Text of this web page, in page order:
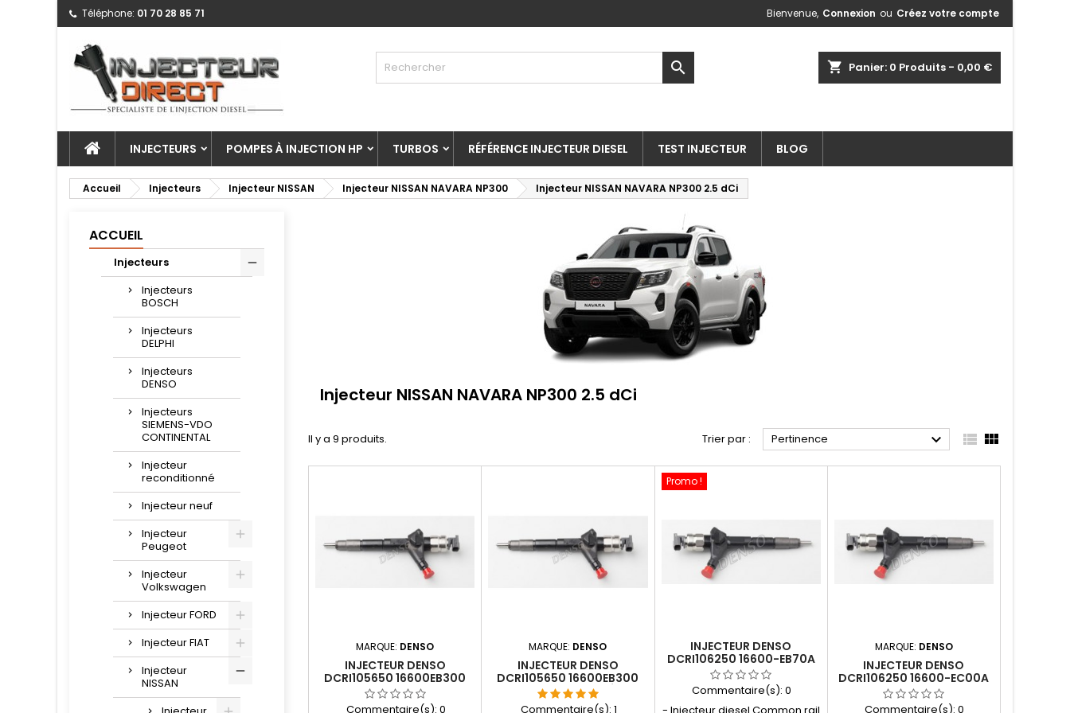
Téléphone: 01 70 28 85 71 Bienvenue, Connexion ou Créez votre compte
shopping_cart Panier: 0 Produits - 0,00 €

INJECTEURS POMPES À INJECTION HP TURBOS RÉFÉRENCE INJECTEUR DIESEL TEST INJECTEUR BLOG
Accueil Injecteurs Injecteur NISSAN Injecteur NISSAN NAVARA NP300 Injecteur NISSAN NAVARA NP300 2.5 dCi
ACCUEIL
Injecteurs
Injecteurs
BOSCH
Injecteurs
DELPHI
Injecteurs
DENSO
Injecteurs
SIEMENS-VDO
CONTINENTAL
Injecteur
reconditionné
Injecteur neuf
Injecteur
Peugeot
Injecteur
Volkswagen
Injecteur FORD
Injecteur FIAT
Injecteur
NISSAN
Injecteur NISSAN NAVARA NP300 2.5 dCi
Il y a 9 produits. Trier par : Pertinence   
MARQUE: DENSO
INJECTEUR DENSO
DCRI105650 16600EB300
NEUF
Commentaire(s): 0
MARQUE: DENSO
INJECTEUR DENSO
DCRI105650 16600EB300
RECONDITIONNÉ
Commentaire(s): 1
Promo !
INJECTEUR DENSO
DCRI106250 16600-EB70A
Commentaire(s):0
MARQUE: DENSO
INJECTEUR DENSO
DCRI106250 16600-EC00A
16600-EB70A
Commentaire(s):0